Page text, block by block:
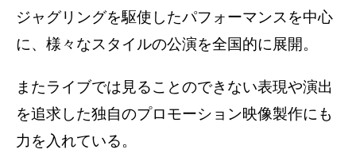
ジャグリングを駆使したパフォーマンスを中心
に、様々なスタイルの公演を全国的に展開。
またライブでは見ることのできない表現や演出
を追求した独自のプロモーション映像製作にも
力を入れている。